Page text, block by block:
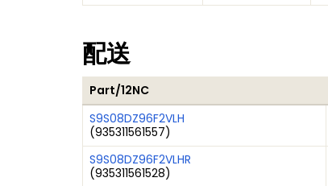
配送
Part/12NC
S9S08DZ96F2VLH
(935311561557)
S9S08DZ96F2VLHR
(935311561528)